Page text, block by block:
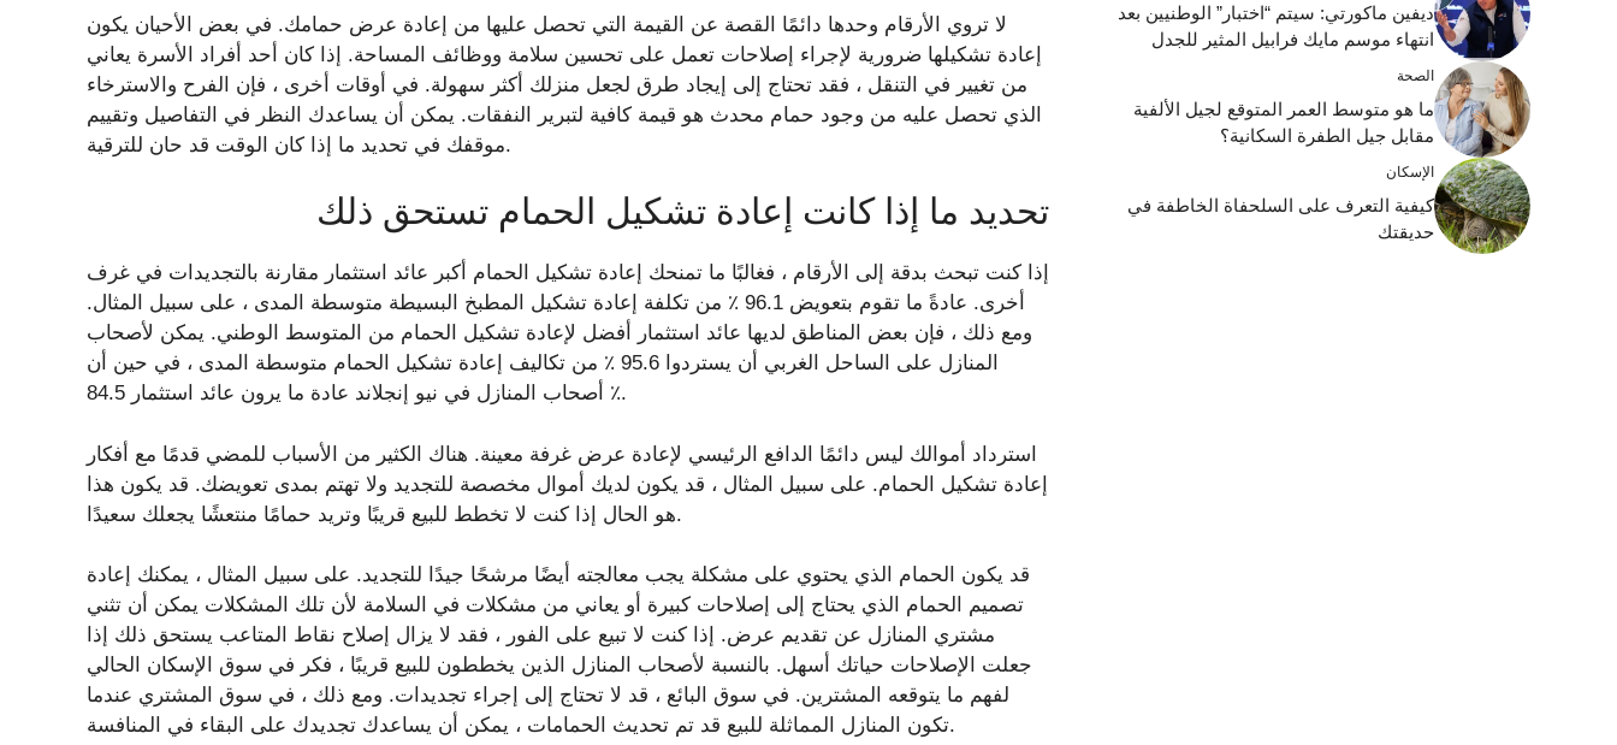
لا تروي الأرقام وحدها دائمًا القصة عن القيمة التي تحصل عليها من إعادة عرض حمامك. في بعض الأحيان يكون
إعادة تشكيلها ضرورية لإجراء إصلاحات تعمل على تحسين سلامة ووظائف المساحة. إذا كان أحد أفراد الأسرة يعاني
من تغيير في التنقل ، فقد تحتاج إلى إيجاد طرق لجعل منزلك أكثر سهولة. في أوقات أخرى ، فإن الفرح والاسترخاء
الذي تحصل عليه من وجود حمام محدث هو قيمة كافية لتبرير النفقات. يمكن أن يساعدك النظر في التفاصيل وتقييم
موقفك في تحديد ما إذا كان الوقت قد حان للترقية.
تحديد ما إذا كانت إعادة تشكيل الحمام تستحق ذلك
إذا كنت تبحث بدقة إلى الأرقام ، فغالبًا ما تمنحك إعادة تشكيل الحمام أكبر عائد استثمار مقارنة بالتجديدات في غرف
أخرى. عادةً ما تقوم بتعويض 96.1 ٪ من تكلفة إعادة تشكيل المطبخ البسيطة متوسطة المدى ، على سبيل المثال.
ومع ذلك ، فإن بعض المناطق لديها عائد استثمار أفضل لإعادة تشكيل الحمام من المتوسط ​​الوطني. يمكن لأصحاب
المنازل على الساحل الغربي أن يستردوا 95.6 ٪ من تكاليف إعادة تشكيل الحمام متوسطة المدى ، في حين أن
أصحاب المنازل في نيو إنجلاند عادة ما يرون عائد استثمار 84.5 ٪.
استرداد أموالك ليس دائمًا الدافع الرئيسي لإعادة عرض غرفة معينة. هناك الكثير من الأسباب للمضي قدمًا مع أفكار
إعادة تشكيل الحمام. على سبيل المثال ، قد يكون لديك أموال مخصصة للتجديد ولا تهتم بمدى تعويضك. قد يكون هذا
هو الحال إذا كنت لا تخطط للبيع قريبًا وتريد حمامًا منتعشًا يجعلك سعيدًا.
قد يكون الحمام الذي يحتوي على مشكلة يجب معالجته أيضًا مرشحًا جيدًا للتجديد. على سبيل المثال ، يمكنك إعادة
تصميم الحمام الذي يحتاج إلى إصلاحات كبيرة أو يعاني من مشكلات في السلامة لأن تلك المشكلات يمكن أن تثني
مشتري المنازل عن تقديم عرض. إذا كنت لا تبيع على الفور ، فقد لا يزال إصلاح نقاط المتاعب يستحق ذلك إذا
جعلت الإصلاحات حياتك أسهل. بالنسبة لأصحاب المنازل الذين يخططون للبيع قريبًا ، فكر في سوق الإسكان الحالي
لفهم ما يتوقعه المشترين. في سوق البائع ، قد لا تحتاج إلى إجراء تجديدات. ومع ذلك ، في سوق المشتري عندما
تكون المنازل المماثلة للبيع قد تم تحديث الحمامات ، يمكن أن يساعدك تجديدك على البقاء في المنافسة.
ديفين ماكورتي: سيتم “اختبار” الوطنيين بعد
انتهاء موسم مايك فرابيل المثير للجدل
الصحة
ما هو متوسط ​​العمر المتوقع لجيل الألفية
مقابل جيل الطفرة السكانية؟
الإسكان
كيفية التعرف على السلحفاة الخاطفة في
حديقتك